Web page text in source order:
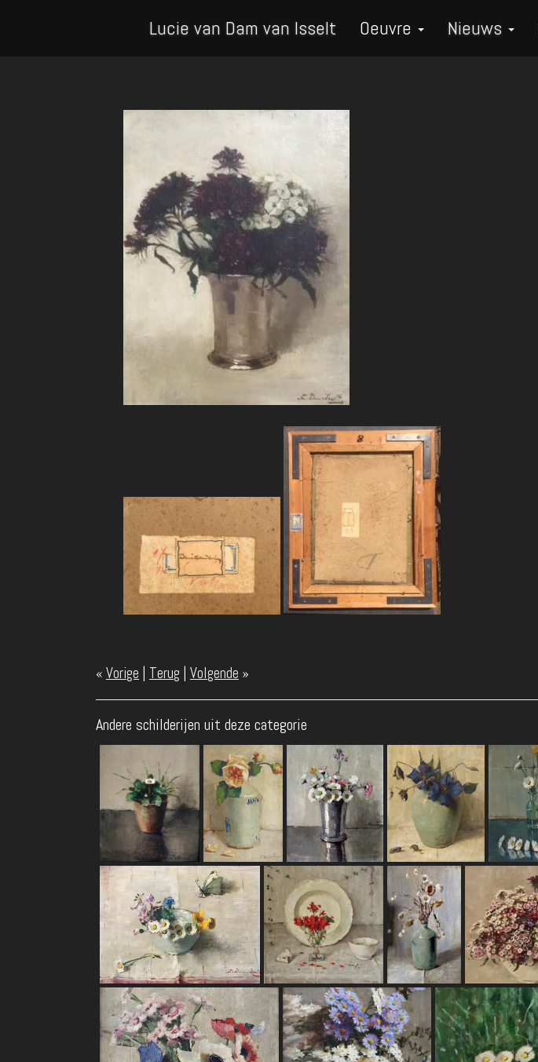
Lucie van Dam van Isselt Oeuvre Nieuws
« Vorige | Terug | Volgende »
Andere schilderijen uit deze categorie